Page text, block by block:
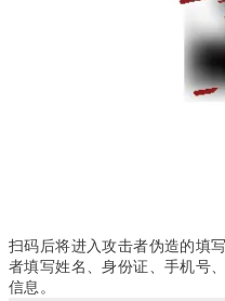
扫码后将进入攻击者伪造的填
者填写姓名、身份证、手机号
信息。